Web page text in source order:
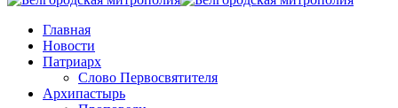
Главная
Новости
Патриарх
Слово Первосвятителя
Архипастырь